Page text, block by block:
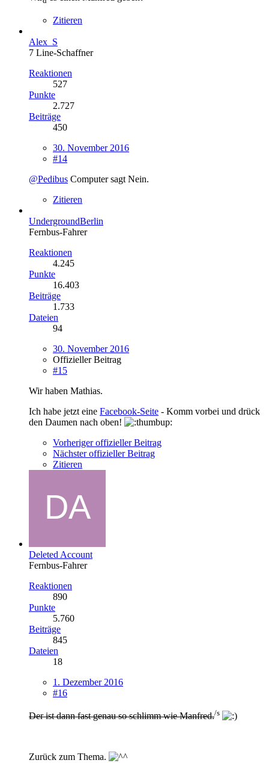
Zitieren
Alex_S
7 Line-Schaffner
Reaktionen
527
Punkte
2.727
Beiträge
450
30. November 2016
#14
@Pedibus Computer sagt Nein.
Zitieren
UndergroundBerlin
Fernbus-Fahrer
Reaktionen
4.245
Punkte
16.403
Beiträge
1.733
Dateien
94
30. November 2016
Offizieller Beitrag
#15
Wir haben Mathias.
Ich habe jetzt eine Facebook-Seite - Komm vorbei und drück
den Daumen nach oben!
Vorheriger offizieller Beitrag
Nächster offizieller Beitrag
Zitieren
Deleted Account
Fernbus-Fahrer
Reaktionen
890
Punkte
5.760
Beiträge
845
Dateien
18
1. Dezember 2016
#16
Der ist dann fast genau so schlimm wie Manfred./s
Zurück zum Thema.